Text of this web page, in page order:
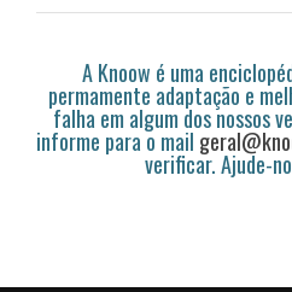
A Knoow é uma
permamente adaptação e
falha em algum dos nossos
informe para o mail
verificar. Ajude-